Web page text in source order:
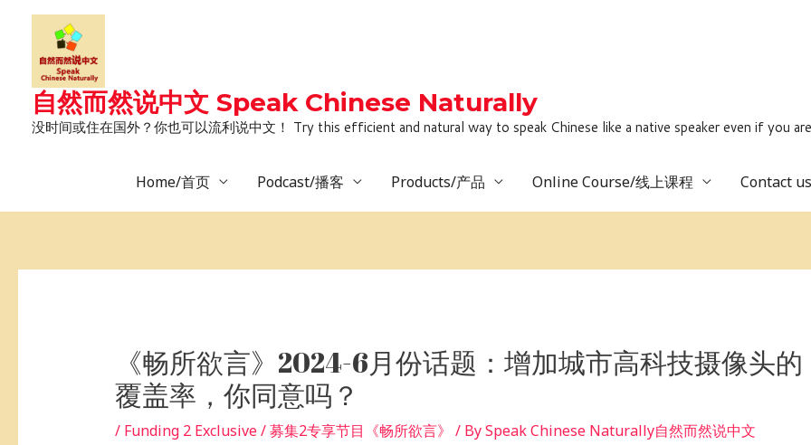
自然而然说中文 Speak Chinese Naturally
没时间或住在国外？你也可以流利说中文！ Try this efficient and natural way to speak Chinese like a native speaker even if you
Home/首页 Podcast/播客 Products/产品 Online Course/线上课程 Contact
《畅所欲言》2024-6月份话题：增加城市高科技摄像头的
覆盖率，你同意吗？
/ Funding 2 Exclusive / 募集2专享节目《畅所欲言》 / BySpeak Chinese Naturally自然而然说中文